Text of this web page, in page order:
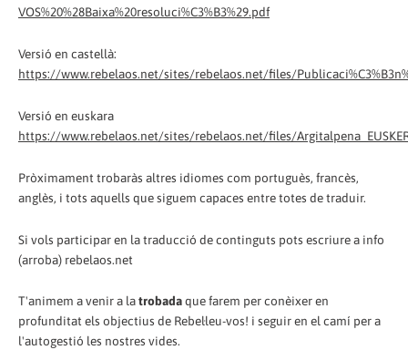
VOS%20%28Baixa%20resoluci%C3%B3%29.pdf
Versió en castellà:
https://www.rebelaos.net/sites/rebelaos.net/files/
Versió en euskara
https://www.rebelaos.net/sites/rebelaos.net/files/
Pròximament trobaràs altres idiomes com portuguès, francès,
anglès, i tots aquells que siguem capaces entre totes de traduir.
Si vols participar en la traducció de continguts pots escriure a info
(arroba) rebelaos.net
T'animem a venir a latrobadaque farem per conèixer en
profunditat els objectius de Rebel·leu-vos! i seguir en el camí per a
l'autogestió les nostres vides.